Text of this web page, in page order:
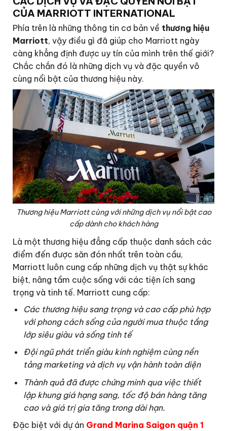
CỦA MARRIOTT INTERNATIONAL
Phía trên là những thông tin cơ bản về thương hiệu
Marriott, vậy điều gì đã giúp cho Marriott ngày
càng khẳng định được uy tín của mình trên thế giới?
Chắc chắn đó là những dịch vụ và đặc quyền vô
cùng nổi bật của thương hiệu này.
Thương hiệu Marriott cùng với những dịch vụ nổi bật cao
cấp dành cho khách hàng
Là một thương hiệu đẳng cấp thuộc danh sách các
điểm đến được săn đón nhất trên toàn cầu,
Marriott luôn cung cấp những dịch vụ thật sự khác
biệt, nâng tầm cuộc sống với các tiện ích sang
trọng và tinh tế. Marriott cung cấp:
Các thương hiệu sang trọng và cao cấp phù hợp
với phong cách sống của người mua thuộc tầng
lớp siêu giàu và sống tinh tế
Đội ngũ phát triển giàu kinh nghiệm cùng nền
tảng marketing và dịch vụ vận hành toàn diện
Thành quả đã được chứng minh qua việc thiết
lập khung giá hạng sang, tốc độ bán hàng tăng
cao và giá trị gia tăng trong dài hạn.
Đặc biệt với dự án Grand Marina Saigon quận 1